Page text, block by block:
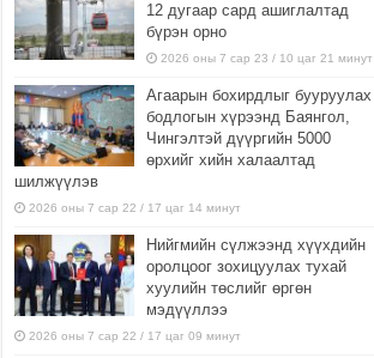
12 дугаар сард ашиглалтад
бүрэн орно
2026 оны 7 сар 23 / 10 цаг 21 минут
Агаарын бохирдлыг бууруулах
бодлогын хүрээнд Баянгол,
Чингэлтэй дүүргийн 5000
өрхийг хийн халаалтад
шилжүүлэв
2026 оны 7 сар 22 / 17 цаг 14 минут
Нийгмийн сүлжээнд хүүхдийн
оролцоог зохицуулах тухай
хуулийн төслийг өргөн
мэдүүллээ
2026 оны 7 сар 22 / 17 цаг 09 минут